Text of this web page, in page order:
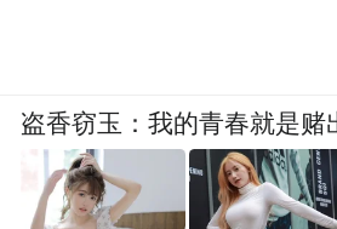
盗香窃玉：我的青春就是赌